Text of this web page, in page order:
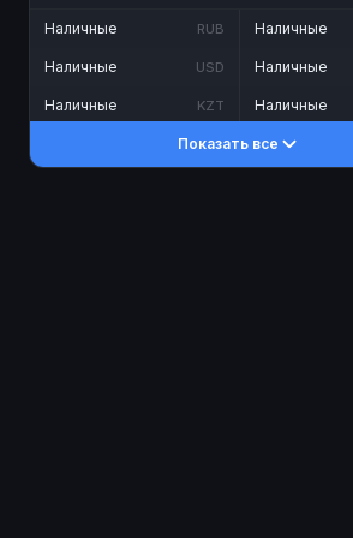
Наличные RUB
Наличные USD
Наличные KZT
Наличные
Наличные
Наличные
Показать все